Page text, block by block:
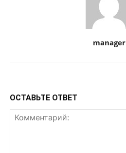
manager
ОСТАВЬТЕ ОТВЕТ